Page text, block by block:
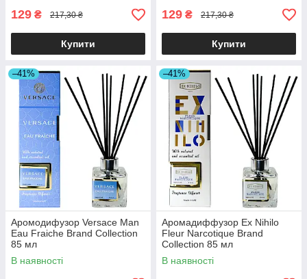
129 ₴ 217,30 ₴
Купити
129 ₴ 217,30 ₴
Купити
–41%
Аромодифузор Versace Man
Eau Fraiche Brand Collection
85 мл
В наявності
–41%
Аромадиффузор Ex Nihilo
Fleur Narcotique Brand
Collection 85 мл
В наявності